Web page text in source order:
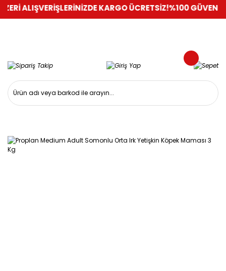
ALIŞVERİŞLERİNİZDE KARGO ÜCRETSİZ!%100 GÜVENLİ